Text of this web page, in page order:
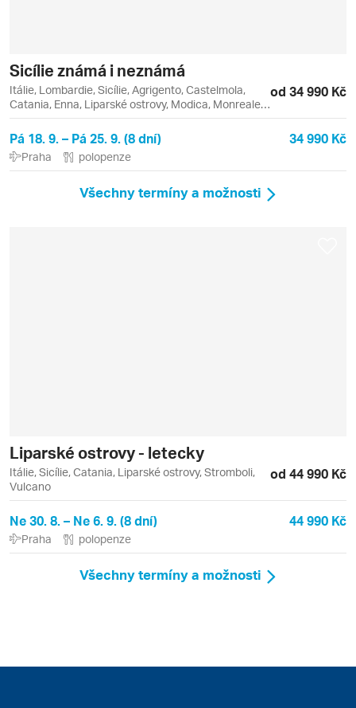
Sicílie známá i neznámá
Itálie, Lombardie, Sicílie, Agrigento, Castelmola,
Catania, Enna, Liparské ostrovy, Modica, Monreale,
Palermo, Panarea, Stromboli, Syrakusy, Taormina
od 34 990 Kč
Pá 18. 9. – Pá 25. 9. (8 dní) 34 990 Kč
Praha polopenze
Všechny termíny a možnosti
Liparské ostrovy - letecky
Itálie, Sicílie, Catania, Liparské ostrovy, Stromboli,
Vulcano
od 44 990 Kč
Ne 30. 8. – Ne 6. 9. (8 dní) 44 990 Kč
Praha polopenze
Všechny termíny a možnosti